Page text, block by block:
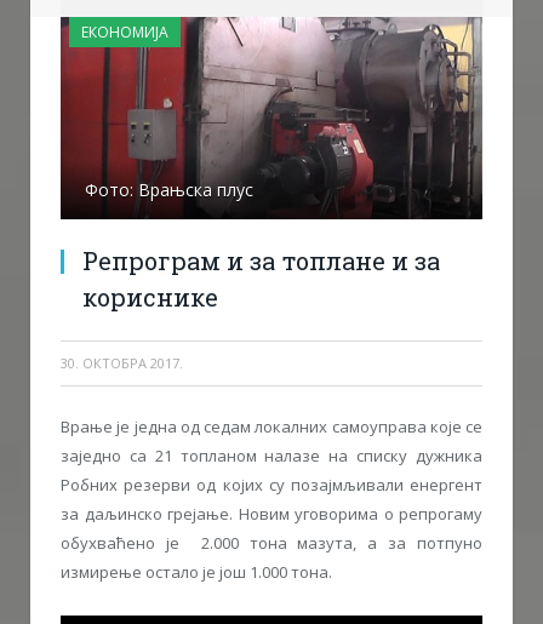
Фото: Врањска плус
Репрограм и за топлане и за
кориснике
30. ОКТОБРА 2017.
ЕКОНОМИЈА
Врање је једна од седам локалних самоуправа које се
заједно са 21 топланом налазе на списку дужника
Робних резерви од којих су позајмљивали енергент
за даљинско грејање. Новим уговорима о репрогаму
обухваћено је 2.000 тона мазута, а за потпуно
измирење остало је још 1.000 тона.